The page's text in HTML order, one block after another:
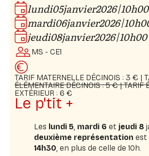
Lumières :Ludovic Charrasse
Scénographie :Fabien La Sala, Lionel
Plasticienne :Clémentine Cadoret
lundi05janvier2026|10h00
mardi06janvier2026|
jeudi08janvier2026|10h00
MS - CE1
TARIF MATERNELLE DÉCINOIS : 3 € |
ÉLÉMENTAIRE DÉCINOIS : 5 € | TARIF
EXTÉRIEUR : 6 €
Le p'tit +
Les lundi 5, mardi 6 et jeudi 8
deuxième représentation est
14h30, en plus de celle de 10h.